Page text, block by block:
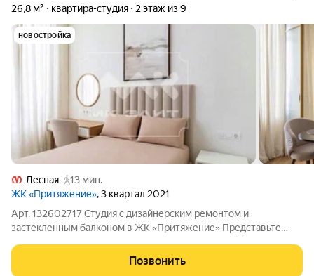
26,8 м² квартира-студия 2 этаж из 9
новостройка
Лесная
13 мин.
ЖК «Притяжение», 3 квартал 2021
Арт. 132602717 Студия с дизайнерским ремонтом и
застекленным балконом в ЖК «Притяжение» Представьте
тихий зеленый двор. Эта студия создана для уюта:
дизайнерский ремонт, продуманная
Позвонить